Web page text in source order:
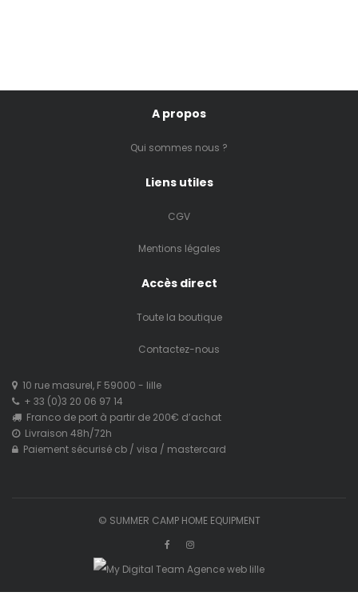
A propos
Qui sommes nous ?
Liens utiles
CGV
Mentions légales
Accès direct
Toute la boutique
Contactez-nous
10 rue masurel, F 59000 - lille
+ 33 (0)3 20 06 97 14
Franco de port à partir de 200€ d’achat
Livraison 48h/72h
Paiement sécurisé cb / visa / mastercard
© SUMMER CAMP HOME EQUIPMENT